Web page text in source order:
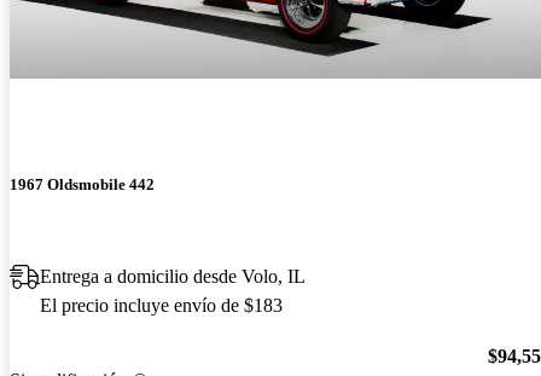
1967 Oldsmobile 442
Entrega a domicilio desde Volo, IL
El precio incluye envío de $183